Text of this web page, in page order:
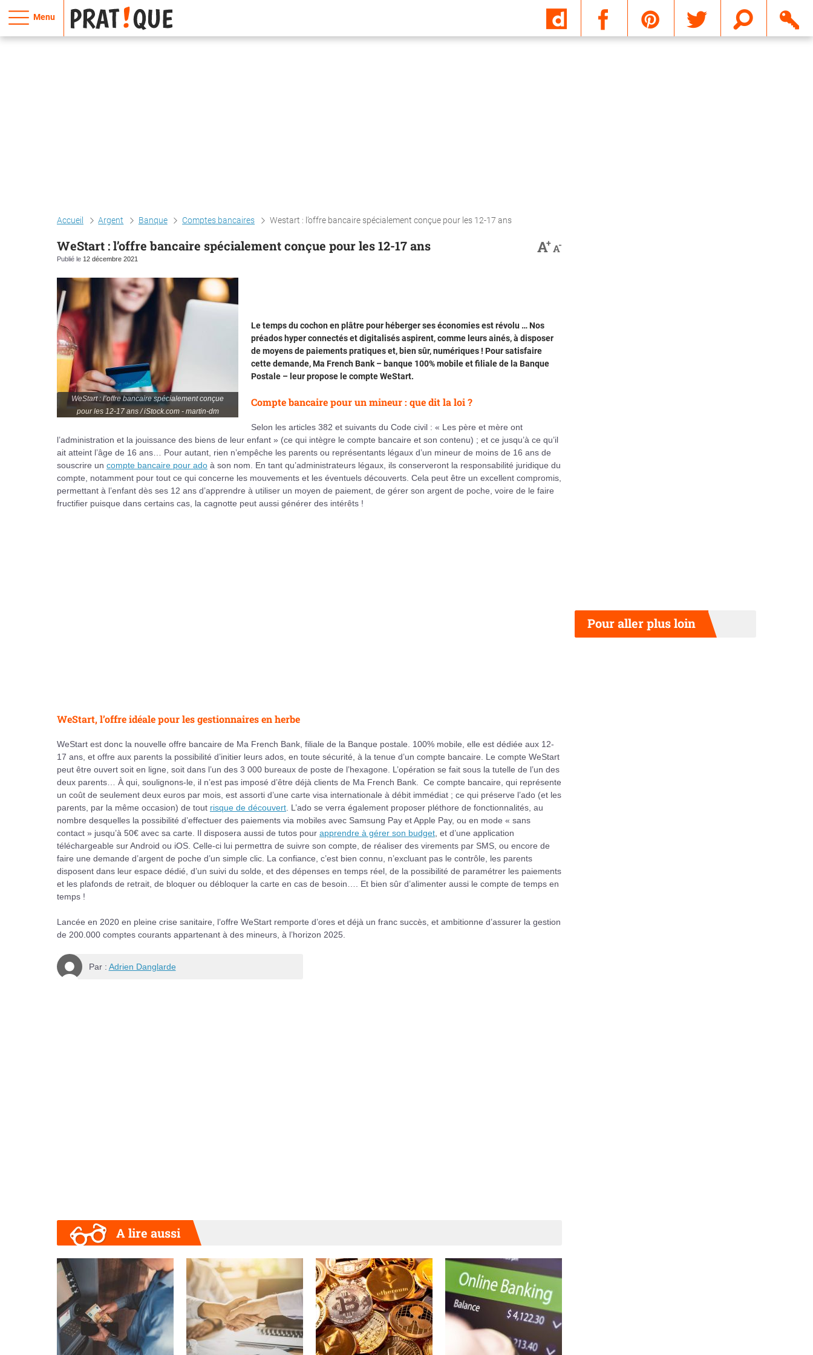
Menu
Accueil Argent Banque Comptes bancaires Westart : l’offre bancaire spécialement conçue pour les 12-17 ans
WeStart : l’offre bancaire spécialement conçue pour les 12-17 ans
Publié le 12 décembre 2021
A+A-
WeStart : l’offre bancaire spécialement conçue
pour les 12-17 ans / iStock.com - martin-dm
Le temps du cochon en plâtre pour héberger ses économies est révolu … Nos
préados hyper connectés et digitalisés aspirent, comme leurs ainés, à disposer
de moyens de paiements pratiques et, bien sûr, numériques ! Pour satisfaire
cette demande, Ma French Bank – banque 100% mobile et filiale de la Banque
Postale – leur propose le compte WeStart.
Compte bancaire pour un mineur : que dit la loi ?
Selon les articles 382 et suivants du Code civil : « Les père et mère ont
l’administration et la jouissance des biens de leur enfant » (ce qui intègre le compte bancaire et son contenu) ; et ce jusqu’à ce qu’il
ait atteint l’âge de 16 ans… Pour autant, rien n’empêche les parents ou représentants légaux d’un mineur de moins de 16 ans de
souscrire un compte bancaire pour ado à son nom. En tant qu’administrateurs légaux, ils conserveront la responsabilité juridique du
compte, notamment pour tout ce qui concerne les mouvements et les éventuels découverts. Cela peut être un excellent compromis,
permettant à l’enfant dès ses 12 ans d’apprendre à utiliser un moyen de paiement, de gérer son argent de poche, voire de le faire
fructifier puisque dans certains cas, la cagnotte peut aussi générer des intérêts !
WeStart, l’offre idéale pour les gestionnaires en herbe
WeStart est donc la nouvelle offre bancaire de Ma French Bank, filiale de la Banque postale. 100% mobile, elle est dédiée aux 12-
17 ans, et offre aux parents la possibilité d’initier leurs ados, en toute sécurité, à la tenue d’un compte bancaire. Le compte WeStart
peut être ouvert soit en ligne, soit dans l’un des 3 000 bureaux de poste de l’hexagone. L’opération se fait sous la tutelle de l’un des
deux parents… À qui, soulignons-le, il n’est pas imposé d’être déjà clients de Ma French Bank. Ce compte bancaire, qui représente
un coût de seulement deux euros par mois, est assorti d’une carte visa internationale à débit immédiat ; ce qui préserve l’ado (et les
parents, par la même occasion) de tout risque de découvert . L’ado se verra également proposer pléthore de fonctionnalités, au
nombre desquelles la possibilité d’effectuer des paiements via mobiles avec Samsung Pay et Apple Pay, ou en mode « sans
contact » jusqu’à 50€ avec sa carte. Il disposera aussi de tutos pour apprendre à gérer son budget , et d’une application
téléchargeable sur Android ou iOS. Celle-ci lui permettra de suivre son compte, de réaliser des virements par SMS, ou encore de
faire une demande d’argent de poche d’un simple clic. La confiance, c’est bien connu, n’excluant pas le contrôle, les parents
disposent dans leur espace dédié, d’un suivi du solde, et des dépenses en temps réel, de la possibilité de paramétrer les paiements
et les plafonds de retrait, de bloquer ou débloquer la carte en cas de besoin…. Et bien sûr d’alimenter aussi le compte de temps en
temps !
Lancée en 2020 en pleine crise sanitaire, l’offre WeStart remporte d’ores et déjà un franc succès, et ambitionne d’assurer la gestion
de 200.000 comptes courants appartenant à des mineurs, à l’horizon 2025.
Par : Adrien Danglarde
A lire aussi
Précédent
Pour aller plus loin